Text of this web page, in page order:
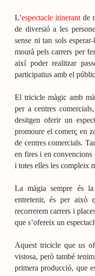
L’espectacle itinerantde
de diversió a les
sense ni tan sols
mourà pels carrers per
així poder realitzar
participatius amb el
El tricicle màgic amb
per a centres
desitgen oferir un
promoure el comerç en
de centres comercials.
en fires i en convencions
i totes elles les compleix
La màgia sempre és
entretenir, és per això
recorrerem carrers i
que s’ofereix un
Aquest tricicle que us
vistosa, però també
primera producció, que